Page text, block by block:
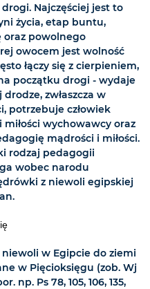
Najczęściej jest to
życia, etap buntu,
oraz powolnego
owocem jest wolność
łączy się z cierpieniem,
początku drogi - wydaje
zwłaszcza w
potrzebuje człowiek
wychowawcy oraz
mądrości i miłości.
rodzaj pedagogii
wobec narodu
z niewoli egipskiej
w Egipcie do ziemi
w Pięcioksięgu (zob. Wj
np. Ps 78, 105, 106, 135,